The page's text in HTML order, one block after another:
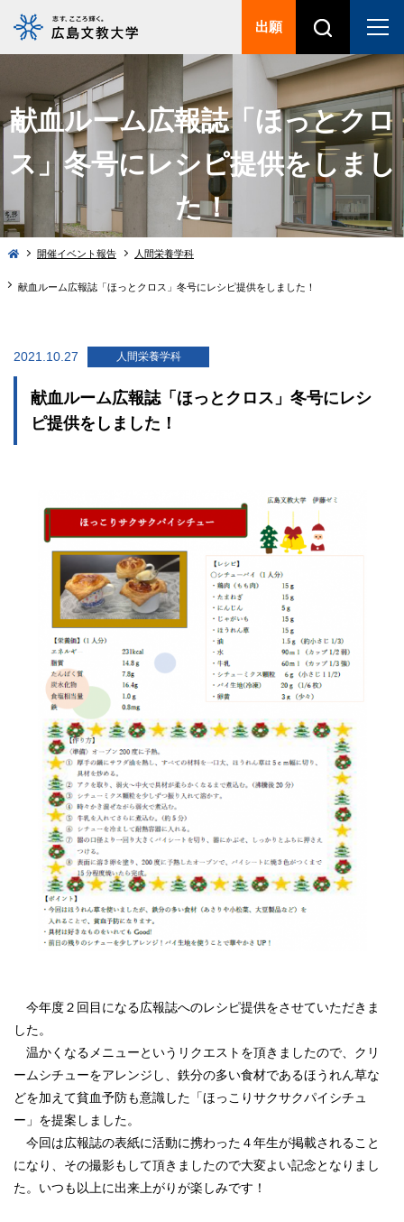
献血ルーム広報誌「ほっとクロ
ス」冬号にレシピ提供をしまし
た！
開催イベント報告 人間栄養学科
献血ルーム広報誌「ほっとクロス」冬号にレシピ提供をしました！
2021.10.27 人間栄養学科
献血ルーム広報誌「ほっとクロス」冬号にレシ
ピ提供をしました！
今年度２回目になる広報誌へのレシピ提供をさせていただきま
した。
温かくなるメニューというリクエストを頂きましたので、クリ
ームシチューをアレンジし、鉄分の多い食材であるほうれん草な
どを加えて貧血予防も意識した「ほっこりサクサクパイシチュ
ー」を提案しました。
今回は広報誌の表紙に活動に携わった４年生が掲載されること
になり、その撮影もして頂きましたので大変よい記念となりまし
た。いつも以上に出来上がりが楽しみです！
出願